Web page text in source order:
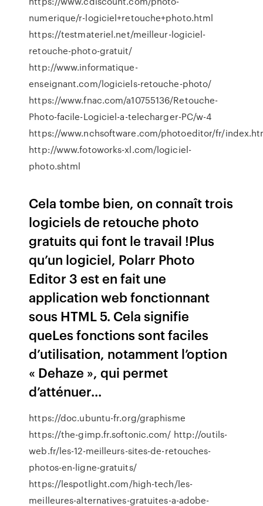
numerique/r-logiciel+retouche+photo.html
https://testmateriel.net/meilleur-logiciel-
retouche-photo-gratuit/
http://www.informatique-
enseignant.com/logiciels-retouche-photo/
https://www.fnac.com/a10755136/Retouche-
Photo-facile-Logiciel-a-telecharger-PC/w-4
https://www.nchsoftware.com/photoeditor/fr/
http://www.fotoworks-xl.com/logiciel-
photo.shtml
Cela tombe bien, on connaît trois
logiciels de retouche photo
gratuits qui font le travail !Plus
qu’un logiciel, Polarr Photo
Editor 3 est en fait une
application web fonctionnant
sous HTML 5. Cela signifie
queLes fonctions sont faciles
d’utilisation, notamment l’option
« Dehaze », qui permet
d’atténuer...
https://doc.ubuntu-fr.org/graphisme
https://the-gimp.fr.softonic.com/ http://outils-
web.fr/les-12-meilleurs-sites-de-retouches-
photos-en-ligne-gratuits/
https://lespotlight.com/high-tech/les-
meilleures-alternatives-gratuites-a-adobe-